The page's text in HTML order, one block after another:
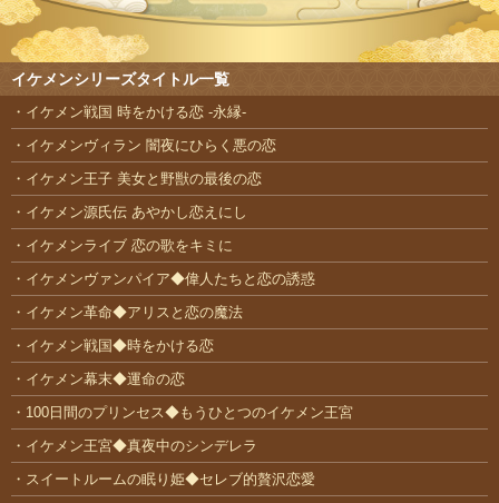
イケメンシリーズタイトル一覧
イケメン戦国 時をかける恋 -永縁-
イケメンヴィラン 闇夜にひらく悪の恋
イケメン王子 美女と野獣の最後の恋
イケメン源氏伝 あやかし恋えにし
イケメンライブ 恋の歌をキミに
イケメンヴァンパイア◆偉人たちと恋の誘惑
イケメン革命◆アリスと恋の魔法
イケメン戦国◆時をかける恋
イケメン幕末◆運命の恋
100日間のプリンセス◆もうひとつのイケメン王宮
イケメン王宮◆真夜中のシンデレラ
スイートルームの眠り姫◆セレブ的贅沢恋愛